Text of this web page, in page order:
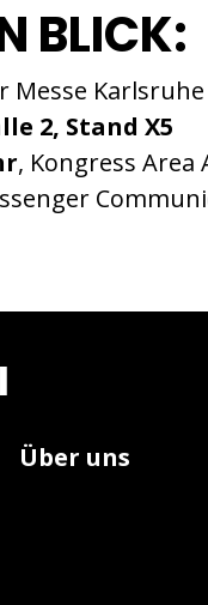
BLICK:
Messe
2, Stand X5
, Kongress Area
Über uns